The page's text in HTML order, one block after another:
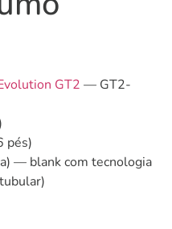
GT2 — GT2-
pés)
— blank com tecnologia